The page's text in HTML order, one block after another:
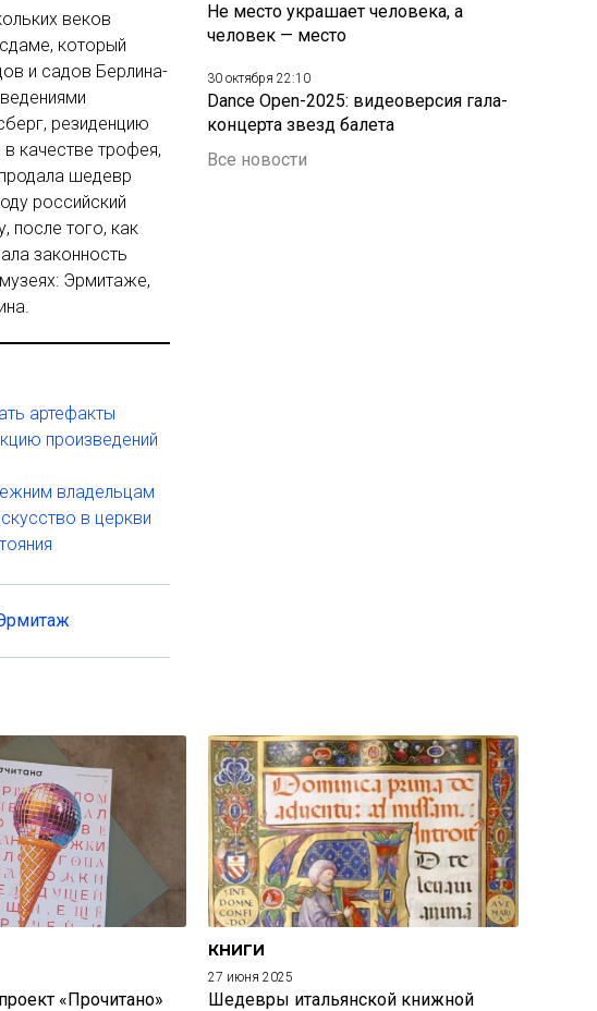
веков
который
и садов Берлина-
резиденцию
качестве трофея,
шедевр
российский
после того, как
законность
Эрмитаже,
артефакты
произведений
владельцам
в церкви
Не место украшает человека, а
человек — место
30 октября 22:10
Dance Open-2025: видеоверсия гала-
концерта звезд балета
Все новости
«Прочитано»
КНИГИ
27 июня 2025
Шедевры итальянской книжной